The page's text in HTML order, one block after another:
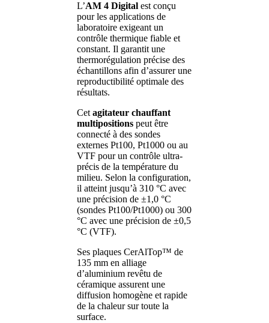
L’AM 4 Digital est conçu
pour les applications de
laboratoire exigeant un
contrôle thermique fiable et
constant. Il garantit une
thermorégulation précise des
échantillons afin d’assurer une
reproductibilité optimale des
résultats.
Cet agitateur chauffant
multipositions peut être
connecté à des sondes
externes Pt100, Pt1000 ou au
VTF pour un contrôle ultra-
précis de la température du
milieu. Selon la configuration,
il atteint jusqu’à 310 °C avec
une précision de ±1,0 °C
(sondes Pt100/Pt1000) ou 300
°C avec une précision de ±0,5
°C (VTF).
Ses plaques CerAlTop™ de
135 mm en alliage
d’aluminium revêtu de
céramique assurent une
diffusion homogène et rapide
de la chaleur sur toute la
surface.